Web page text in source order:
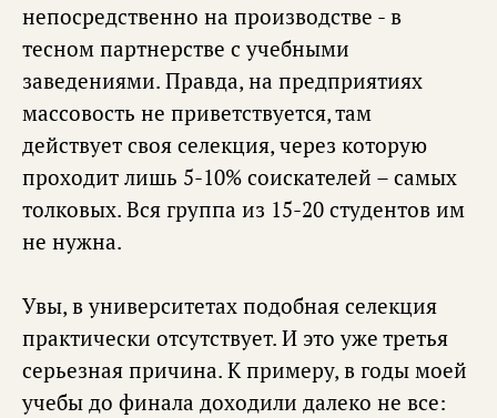
непосредственно на производстве - в
тесном партнерстве с учебными
заведениями. Правда, на предприятиях
массовость не приветствуется, там
действует своя селекция, через которую
проходит лишь 5-10% соискателей – самых
толковых. Вся группа из 15-20 студентов им
не нужна.
Увы, в университетах подобная селекция
практически отсутствует. И это уже третья
серьезная причина. К примеру, в годы моей
учебы до финала доходили далеко не все: